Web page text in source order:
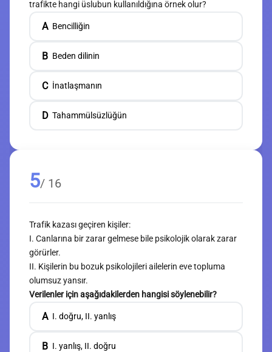
trafikte hangi üslubun kullanıldığına örnek olur?
A Bencilliğin
B Beden dilinin
C İnatlaşmanın
D Tahammülsüzlüğün
5/ 16
Trafik kazası geçiren kişiler:
I. Canlarına bir zarar gelmese bile psikolojik olarak zarar
görürler.
II. Kişilerin bu bozuk psikolojileri ailelerin eve topluma
olumsuz yansır.
Verilenler için aşağıdakilerden hangisi söylenebilir?
A I. doğru, II. yanlış
B I. yanlış, II. doğru